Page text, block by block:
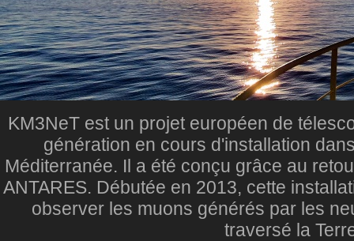
KM3NeT est un projet européen de
génération en cours d'installation
Méditerranée. Il a été conçu grâce au
ANTARES. Débutée en 2013, cette
observer les muons générés par les
traversé la